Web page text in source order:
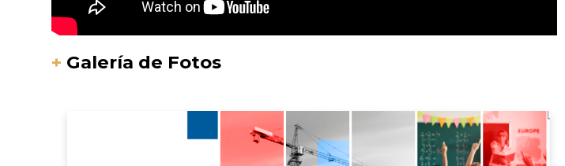
+ Galería de Fotos